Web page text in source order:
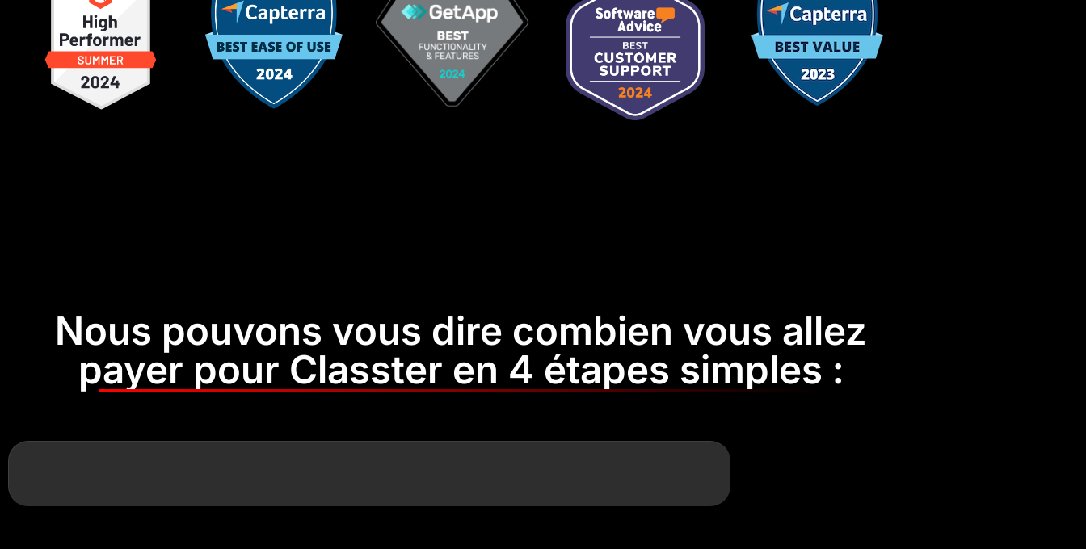
Nous pouvons vous dire combien vous allez
payer pour Classter en 4 étapes simples :